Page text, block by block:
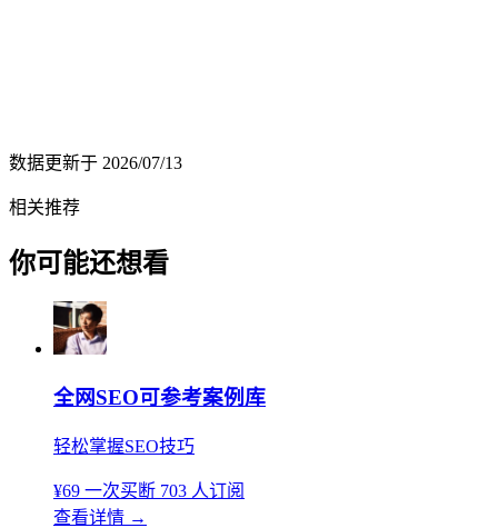
数据更新于 2026/07/13
相关推荐
你可能还想看
全网SEO可参考案例库
轻松掌握SEO技巧
¥69 一次买断 703 人订阅
查看详情 →